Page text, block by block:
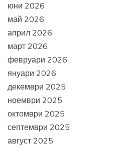
юни 2026
май 2026
април 2026
март 2026
февруари 2026
януари 2026
декември 2025
ноември 2025
октомври 2025
септември 2025
август 2025